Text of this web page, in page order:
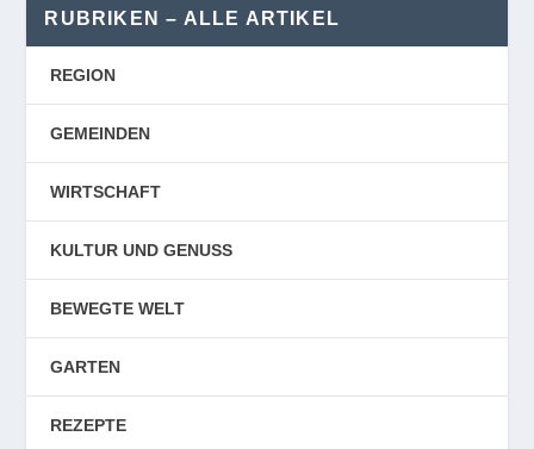
RUBRIKEN – ALLE ARTIKEL
REGION
GEMEINDEN
WIRTSCHAFT
KULTUR UND GENUSS
BEWEGTE WELT
GARTEN
REZEPTE